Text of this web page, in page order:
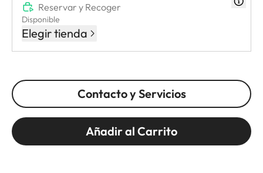
Reservar y Recoger
Disponible
Elegir tienda
Contacto y Servicios
Añadir al Carrito